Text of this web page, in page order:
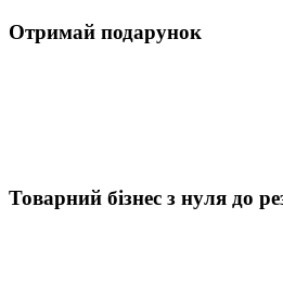
Отримай подарунок
Товарний бізнес з нуля до